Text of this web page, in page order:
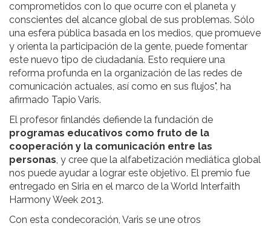
comprometidos con lo que ocurre con el planeta y
conscientes del alcance global de sus problemas. Sólo
una esfera pública basada en los medios, que promueve
y orienta la participación de la gente, puede fomentar
este nuevo tipo de ciudadanía. Esto requiere una
reforma profunda en la organización de las redes de
comunicación actuales, así como en sus flujos", ha
afirmado Tapio Varis.
El profesor finlandés defiende la fundación de
programas educativos como fruto de la
cooperación y la comunicación entre las
personas, y cree que la alfabetización mediática global
nos puede ayudar a lograr este objetivo. El premio fue
entregado en Siria en el marco de la World Interfaith
Harmony Week 2013.
Con esta condecoración, Varis se une otros